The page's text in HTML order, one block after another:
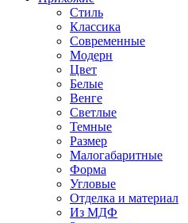
Стиль
Классика
Современные
Модерн
Цвет
Белые
Венге
Светлые
Темные
Размер
Малогабаритные
Форма
Угловые
Отделка и материал
Из МДФ